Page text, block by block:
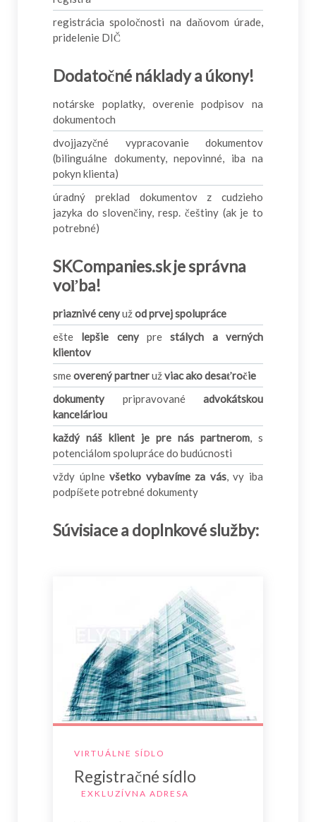
registrácia spoločnosti na daňovom úrade,
pridelenie DIČ
Dodatočné náklady a úkony!
notárske poplatky, overenie podpisov na
dokumentoch
dvojjazyčné vypracovanie dokumentov
(bilinguálne dokumenty, nepovinné, iba na
pokyn klienta)
úradný preklad dokumentov z cudzieho
jazyka do slovenčiny, resp. češtiny (ak je to
potrebné)
SKCompanies.sk je správna
voľba!
priaznivé cenyužod prvej spolupráce
ešte lepšie cenyprestálych a verných
klientov
smeoverený partneružviac ako desaťročie
dokumenty pripravované advokátskou
kanceláriou
každý náš klient je pre nás partnerom, s
potenciálom spolupráce do budúcnosti
vždy úplnevšetko vybavíme za vás, vy iba
podpíšete potrebné dokumenty
Súvisiace a doplnkové služby:
VIRTUÁLNE SÍDLO
Registračné sídlo
EXKLUZÍVNA ADRESA